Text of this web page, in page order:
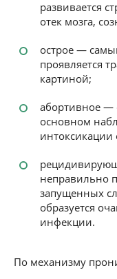
развивается
отек мозга,
острое —
проявляется
картиной;
абортивное —
основном
интоксикации
неправильно
запущенных
образуется
инфекции.
По механизму